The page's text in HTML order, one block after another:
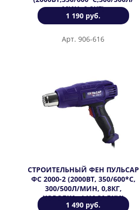
МИН, 0,8КГ)
1 190 руб.
Арт. 906-616
СТРОИТЕЛЬНЫЙ ФЕН ПУЛЬСАР
ФС 2000-2 (2000ВТ, 350/600*C,
300/500Л/МИН, 0,8КГ,
КОРОБКА+4 НАСАДКИ)
1 490 руб.